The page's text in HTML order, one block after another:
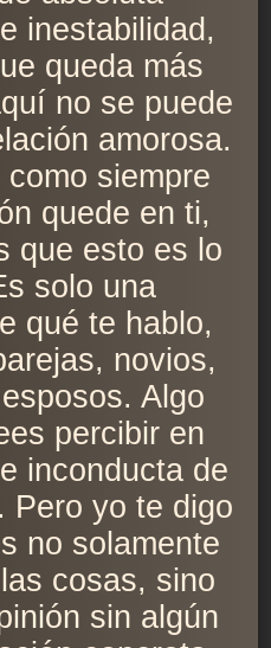
inestabilidad,
queda más
no se puede
amorosa.
siempre
quede en ti,
que esto es lo
solo una
qué te hablo,
novios,
Algo
percibir en
inconducta de
Pero yo te digo
no solamente
cosas, sino
sin algún